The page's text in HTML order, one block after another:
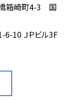
箱崎町4-3 国
10 ＪＰビル3F